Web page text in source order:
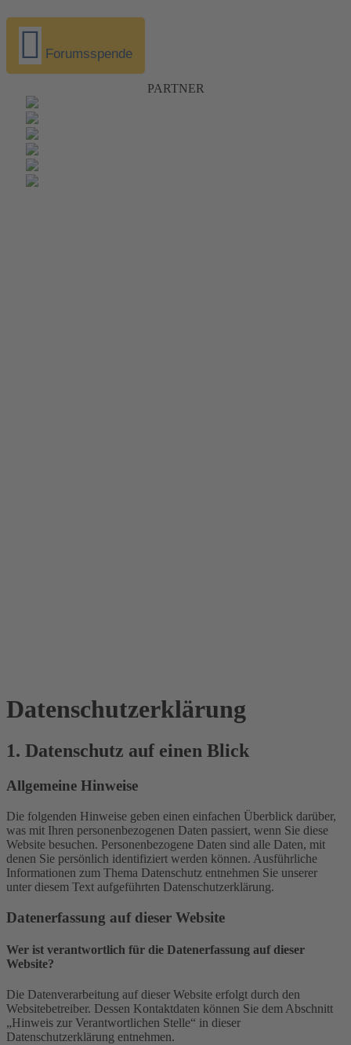
Forumsspende
PARTNER
Datenschutz­erklärung
1. Datenschutz auf einen Blick
Allgemeine Hinweise
Die folgenden Hinweise geben einen einfachen Überblick darüber,
was mit Ihren personenbezogenen Daten passiert, wenn Sie diese
Website besuchen. Personenbezogene Daten sind alle Daten, mit
denen Sie persönlich identifiziert werden können. Ausführliche
Informationen zum Thema Datenschutz entnehmen Sie unserer
unter diesem Text aufgeführten Datenschutzerklärung.
Datenerfassung auf dieser Website
Wer ist verantwortlich für die Datenerfassung auf dieser
Website?
Die Datenverarbeitung auf dieser Website erfolgt durch den
Websitebetreiber. Dessen Kontaktdaten können Sie dem Abschnitt
„Hinweis zur Verantwortlichen Stelle“ in dieser
Datenschutzerklärung entnehmen.